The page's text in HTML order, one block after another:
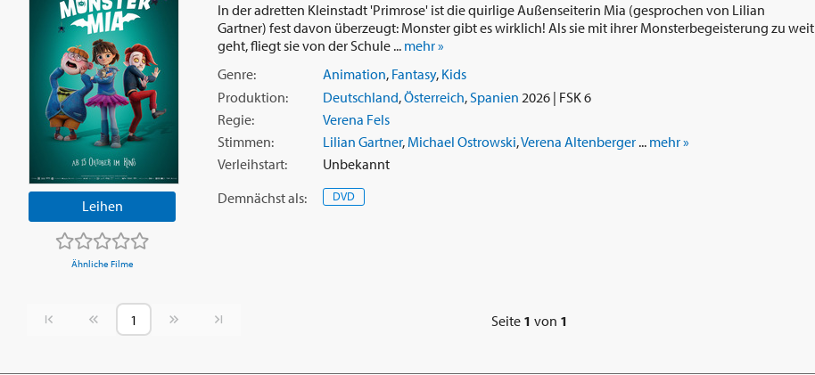
Leihen
Ähnliche Filme
In der adretten Kleinstadt 'Primrose' ist die quirlige Außenseiterin Mia (gesprochen von Lilian
Gartner) fest davon überzeugt: Monster gibt es wirklich! Als sie mit ihrer Monsterbegeisterung zu weit
geht, fliegt sie von der Schule ... mehr »
Genre:
Animation, Fantasy, Kids
Produktion:
Deutschland,Österreich, Spanien 2026 | FSK 6
Regie:
Verena Fels
Stimmen:
Lilian Gartner, Michael Ostrowski,Verena Altenberger... mehr »
Verleihstart:
Unbekannt
Demnächstals: DVD
Vorherige Seite Nächste Seite Seite 1 von 1